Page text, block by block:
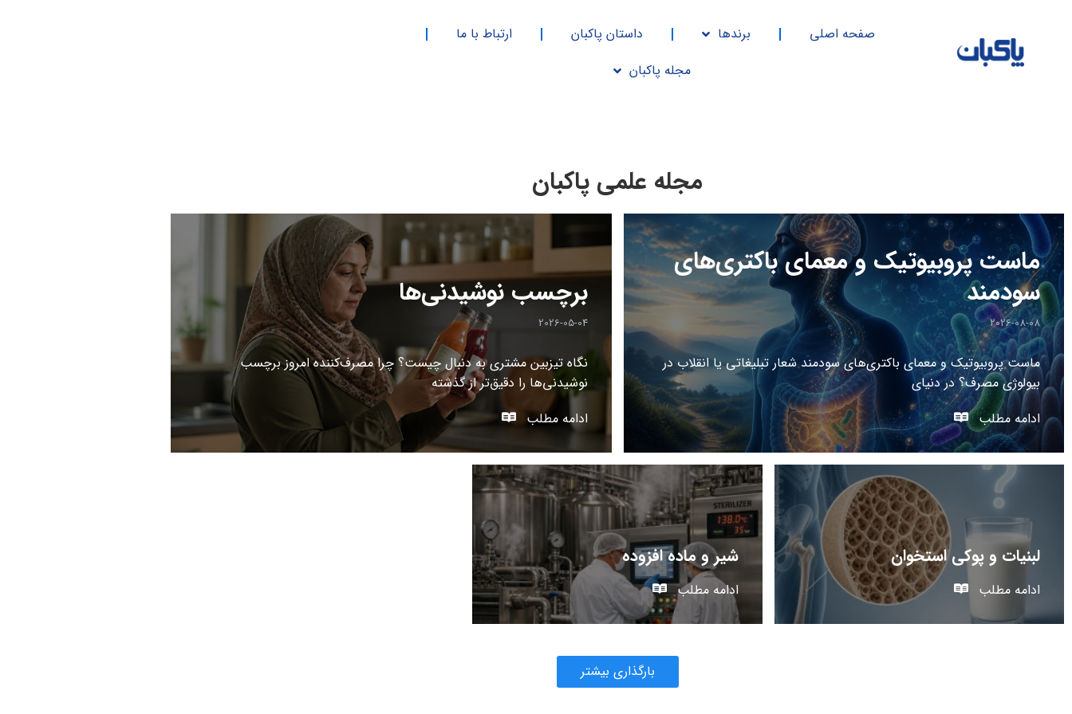
صفحه اصلی برندها داستان پاکبان
ارتباط با ما
مجله پاکبان
مجله علمی پاکبان
ماست پروبیوتیک و معمای باکتری‌های
سودمند
2026-08-08
ماست پروبیوتیک و معمای باکتری‌های سودمند شعار تبلیغاتی یا انقلاب در
بیولوژی مصرف؟ در دنیای
ادامه مطلب
برچسب نوشیدنی‌ها
2026-05-04
نگاه تیزبین مشتری به دنبال چیست؟ چرا مصرف‌کننده امروز برچسب
نوشیدنی‌ها را دقیق‌تر از گذشته
ادامه مطلب
لبنیات و پوکی استخوان
ادامه مطلب
شیر و ماده افزوده
ادامه مطلب
بارگذاری بیشتر